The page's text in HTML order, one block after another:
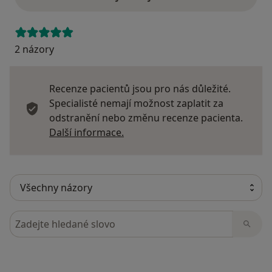
2 názory
Recenze pacientů jsou pro nás důležité.
Specialisté nemají možnost zaplatit za
odstranění nebo změnu recenze pacienta.
Další informace.
Hledejte v názorech